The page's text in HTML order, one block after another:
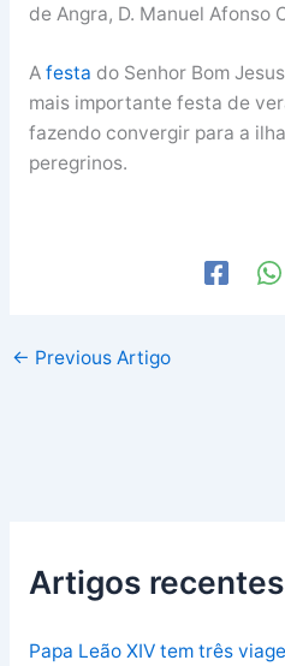
de Angra, D. Manuel Afonso
A festa do Senhor Bom
mais importante festa de
fazendo convergir para a
peregrinos.
← Previous Artigo
Artigos recentes
Papa Leão XIV tem três